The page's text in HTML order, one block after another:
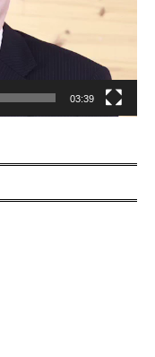
03:39